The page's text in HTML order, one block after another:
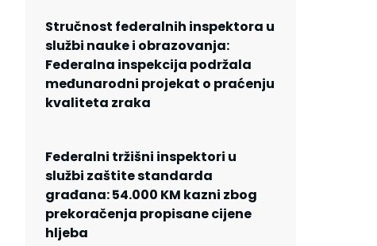
Stručnost federalnih inspektora u
službi nauke i obrazovanja:
Federalna inspekcija podržala
međunarodni projekat o praćenju
kvaliteta zraka
Federalni tržišni inspektori u
službi zaštite standarda
građana: 54.000 KM kazni zbog
prekoračenja propisane cijene
hljeba